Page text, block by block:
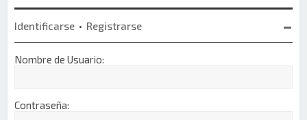
Identificarse • Registrarse
Nombre de Usuario:
Contraseña: